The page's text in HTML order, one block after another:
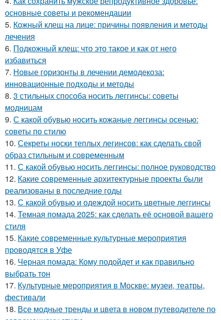
основные советы и рекомендации
5. Кожный клещ на лице: причины появления и методы
лечения
6. Подкожный клещ: что это такое и как от него
избавиться
7. Новые горизонты в лечении демодекоза:
инновационные подходы и методы
8. 3 стильных способа носить леггинсы: советы
модницам
9. С какой обувью носить кожаные леггинсы осенью:
советы по стилю
10. Секреты носки теплых легинсов: как сделать свой
образ стильным и современным
11. С какой обувью носить леггинсы: полное руководство
12. Какие современные архитектурные проекты были
реализованы в последние годы
13. С какой обувью и одеждой носить цветные леггинсы
14. Темная помада 2025: как сделать её основой вашего
стиля
15. Какие современные культурные мероприятия
проводятся в Уфе
16. Черная помада: Кому подойдет и как правильно
выбрать тон
17. Культурные мероприятия в Москве: музеи, театры,
фестивали
18. Все модные тренды и цвета в новом путеводителе по